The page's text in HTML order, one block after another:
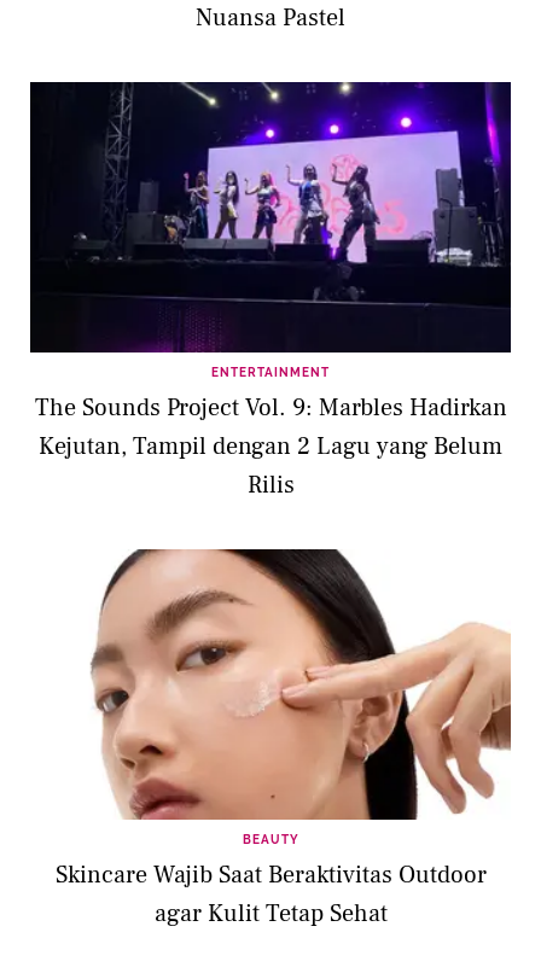
Nuansa Pastel
ENTERTAINMENT
The Sounds Project Vol. 9: Marbles Hadirkan
Kejutan, Tampil dengan 2 Lagu yang Belum
Rilis
BEAUTY
Skincare Wajib Saat Beraktivitas Outdoor
agar Kulit Tetap Sehat